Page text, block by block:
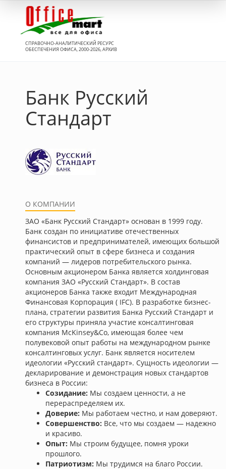
СПРАВОЧНО-АНАЛИТИЧЕСКИЙ РЕСУРС
ОБЕСПЕЧЕНИЯ ОФИСА, 2000-2026, АРХИВ
Банк Русский
Стандарт
О КОМПАНИИ
ЗАО «Банк Русский Стандарт» основан в 1999 году.
Банк создан по инициативе отечественных
финансистов и предпринимателей, имеющих большой
практический опыт в сфере бизнеса и создания
компаний — лидеров потребительского рынка.
Основным акционером Банка является холдинговая
компания ЗАО «Русский Стандарт». В состав
акционеров Банка также входит Международная
Финансовая Корпорация ( IFC). В разработке бизнес-
плана, стратегии развития Банка Русский Стандарт и
его структуры приняла участие консалтинговая
компания McKinsey&Co, имеющая более чем
полувековой опыт работы на международном рынке
консалтинговых услуг. Банк является носителем
идеологии «Русский стандарт». Сущность идеологии —
декларирование и демонстрация новых стандартов
бизнеса в России:
Созидание: Мы создаем ценности, а не
перераспределяем их.
Доверие: Мы работаем честно, и нам доверяют.
Совершенство: Все, что мы создаем — надежно
и красиво.
Опыт: Мы строим будущее, помня уроки
прошлого.
Патриотизм: Мы трудимся на благо России.